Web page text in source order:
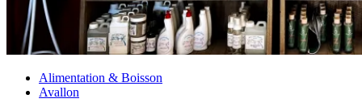
Alimentation & Boisson
Avallon